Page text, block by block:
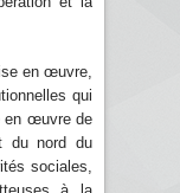
en œuvre,
qui
en œuvre de
du nord du
sociales,